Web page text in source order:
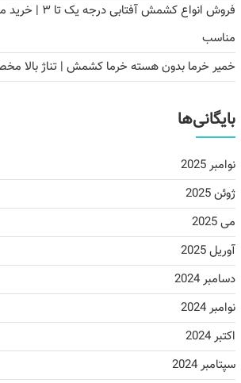
فروش انواع کشمش
مناسب
خمیر خرما بدون هسته خرما کشمش | تناژ بالا
بایگانی‌ها
نوامبر 2025
ژوئن 2025
می 2025
آوریل 2025
دسامبر 2024
نوامبر 2024
اکتبر 2024
سپتامبر 2024